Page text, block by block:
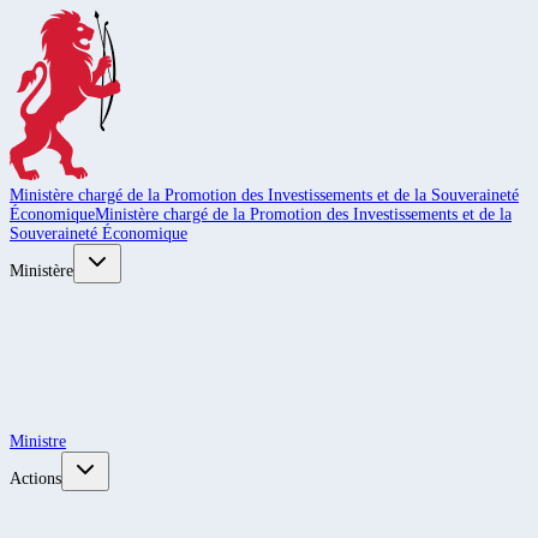
Ministère chargé de la Promotion des Investissements et de la Souveraineté
ÉconomiqueMinistère chargé de la Promotion des Investissements et de la
Souveraineté Économique
Ministère
Ministre
Actions